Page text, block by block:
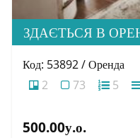
Код: 53892 / Оренда
2
73 5
500.00у.о.